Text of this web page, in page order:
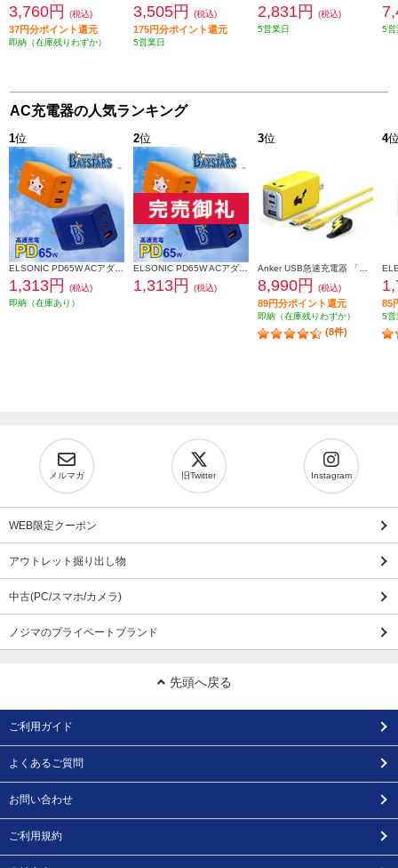
3,760円 (税込)
37円分ポイント還元
即納（在庫残りわずか）
3,505円 (税込)
175円分ポイント還元
5営業日
2,831円
(税込)
5営業日
5営
AC充電器の人気ランキング
1位
1,313円
(税込)
即納（在庫あり）
2位
1,313円 (税込)
3位
8,990円 (税込)
89円分ポイント還元
即納（在庫残りわずか）
(8件)
4
85
5営
メルマガ 旧Twitter Instagram
WEB限定クーポン
アウトレット掘り出し物
中古(PC/スマホ/カメラ)
ノジマのプライベートブランド
先頭へ戻る
ご利用ガイド
よくあるご質問
お問い合わせ
ご利用規約